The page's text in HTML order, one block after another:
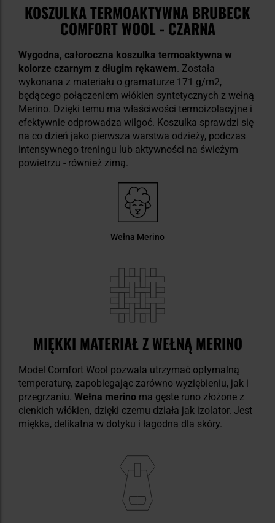
KOSZULKA TERMOAKTYWNA BRUBECK
COMFORT WOOL - CZARNA
Wygodna, całoroczna koszulka termoaktywna w
kolorze czarnym z długim rękawem. Została
wykonana z materiału o gramaturze 171 g/m2,
będącego połączeniem włókien syntetycznych z wełną
Merino. Dzięki temu ma właściwości termoizolacyjne i
efektywnie odprowadza wilgoć. Koszulka sprawdzi się
na co dzień jako pierwsza warstwa odzieży, podczas
intensywnego treningu lub aktywności na świeżym
powietrzu - również zimą.
Wełna Merino
MIĘKKI MATERIAŁ Z WEŁNĄ MERINO
Model Comfort Wool pozwala utrzymać optymalną
temperaturę, zapobiegając zarówno wyziębieniu, jak i
przegrzaniu. Wełna merino ma gęste runo złożone z
cienkich włókien, dzięki czemu działa jak izolator. Jest
miękka, delikatna w dotyku i łagodna dla skóry.